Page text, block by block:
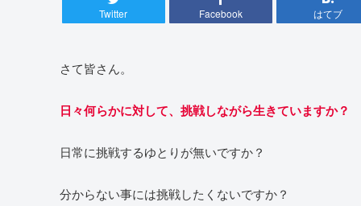
Twitter Facebook はてブ
さて皆さん。
日々何らかに対して、挑戦しながら生きていますか？
日常に挑戦するゆとりが無いですか？
分からない事には挑戦したくないですか？